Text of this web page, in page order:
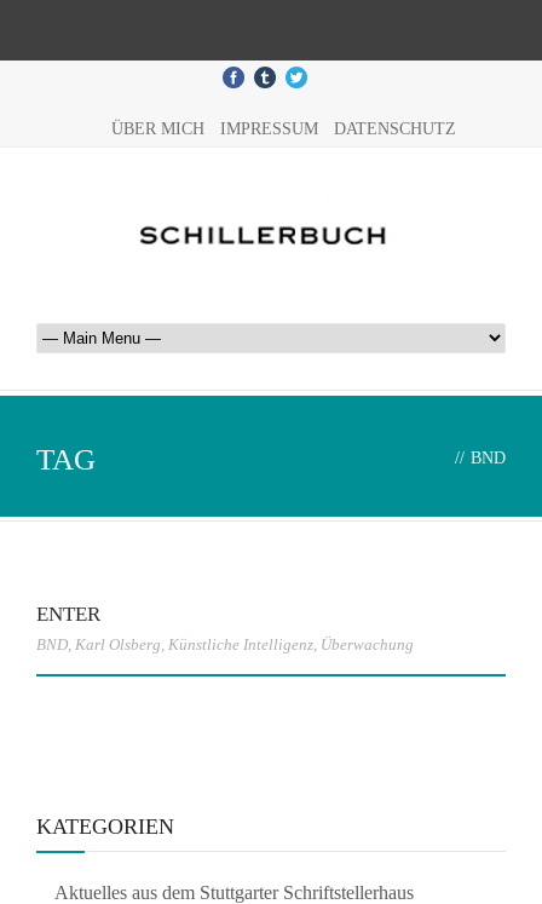
ÜBER MICH IMPRESSUM DATENSCHUTZ
TAG // BND
ENTER
BND, Karl Olsberg, Künstliche Intelligenz, Überwachung
KATEGORIEN
Aktuelles aus dem Stuttgarter Schriftstellerhaus